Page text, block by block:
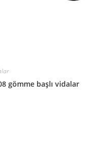
gömme başlı vidalar